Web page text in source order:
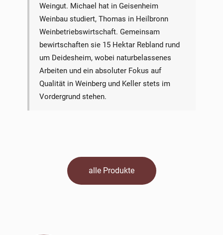
Weingut. Michael hat in Geisenheim
Weinbau studiert, Thomas in Heilbronn
Weinbetriebswirtschaft. Gemeinsam
bewirtschaften sie 15 Hektar Rebland rund
um Deidesheim, wobei naturbelassenes
Arbeiten und ein absoluter Fokus auf
Qualität in Weinberg und Keller stets im
Vordergrund stehen.
alle Produkte